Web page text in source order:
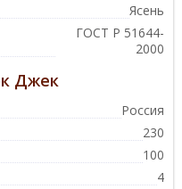
Ясень
ГОСТ Р 51644-
2000
Джек
Россия
230
100
4